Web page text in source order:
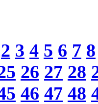
2 3 4 5 6 7 8
26 27 28
46 47 48